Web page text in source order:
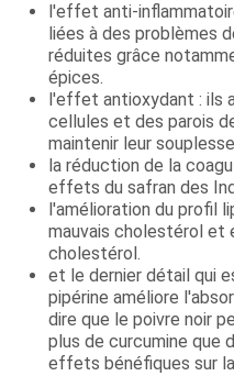
l'effet anti-
liées à des problèmes
réduites grâce
épices.
l'effet antioxydant : ils
cellules et des parois
maintenir leur
la réduction de la
effets du safran des
l'amélioration du profil
mauvais cholestérol et
cholestérol.
et le dernier détail qui
pipérine améliore
dire que le poivre noir
plus de curcumine que
effets bénéfiques sur